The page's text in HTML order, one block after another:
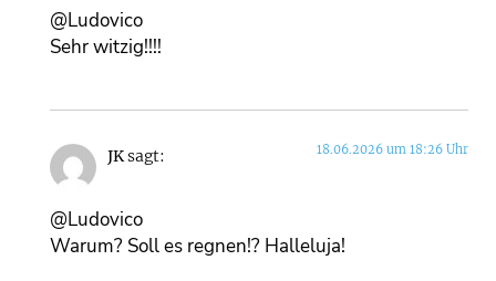
@Ludovico
Sehr witzig!!!!
JKsagt: 18.06.2026 um 18:26 Uhr
@Ludovico
Warum? Soll es regnen!? Halleluja!